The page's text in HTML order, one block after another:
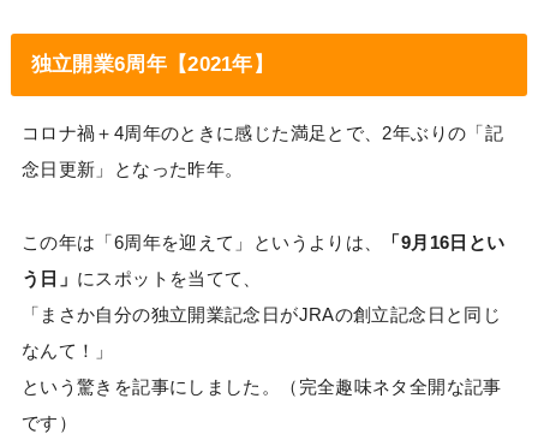
独立開業6周年【2021年】
コロナ禍＋4周年のときに感じた満足とで、2年ぶりの「記
念日更新」となった昨年。
この年は「6周年を迎えて」というよりは、
「9月16日とい
う日」 にスポットを当てて、
「まさか自分の独立開業記念日がJRAの創立記念日と同じ
なんて！」
という驚きを記事にしました。（完全趣味ネタ全開な記事
です）